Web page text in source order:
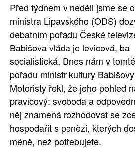
Před týdnem v neděli jsme se
ministra Lipavského (ODS)
debatním pořadu České
Babišova vláda je levicová, ba
socialistická. Dnes nám v
pořadu ministr kultury
Motoristy řekl, že jeho pohled
pravicový: svoboda a
něj znamená rozhodovat se
hospodařit s penězi, kterých
méně, než potřebujete.